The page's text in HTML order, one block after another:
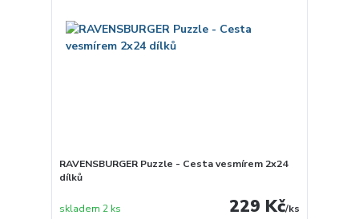
RAVENSBURGER Puzzle - Cesta vesmírem 2x24
dílků
229 Kč/ks
skladem 2 ks